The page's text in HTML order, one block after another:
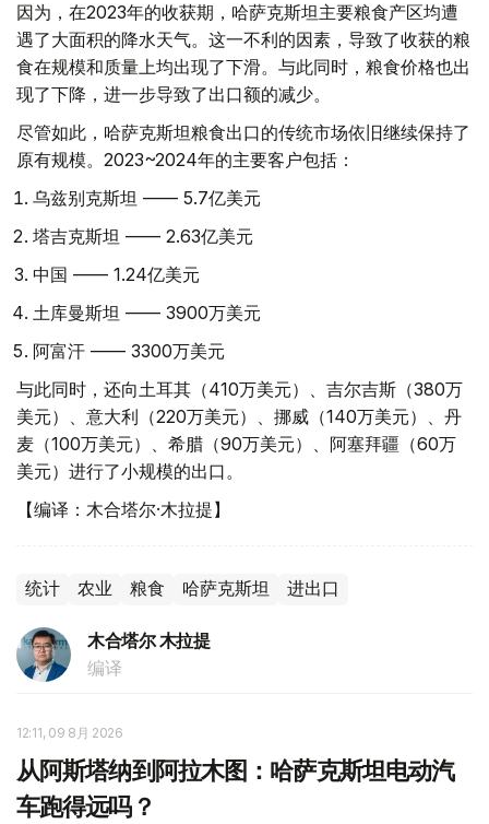
因为，在2023年的收获期，哈萨克斯坦主要粮食产区均遭
遇了大面积的降水天气。这一不利的因素，导致了收获的粮
食在规模和质量上均出现了下滑。与此同时，粮食价格也出
现了下降，进一步导致了出口额的减少。
尽管如此，哈萨克斯坦粮食出口的传统市场依旧继续保持了
原有规模。2023~2024年的主要客户包括：
乌兹别克斯坦 —— 5.7亿美元
塔吉克斯坦 —— 2.63亿美元
中国 —— 1.24亿美元
土库曼斯坦 —— 3900万美元
阿富汗 —— 3300万美元
与此同时，还向土耳其（410万美元）、吉尔吉斯（380万
美元）、意大利（220万美元）、挪威（140万美元）、丹
麦（100万美元）、希腊（90万美元）、阿塞拜疆（60万
美元）进行了小规模的出口。
【编译：木合塔尔·木拉提】
统计 农业 粮食 哈萨克斯坦 进出口
木合塔尔 木拉提
编译
12:11, 09 8月 2026
从阿斯塔纳到阿拉木图：哈萨克斯坦电动汽
车跑得远吗？